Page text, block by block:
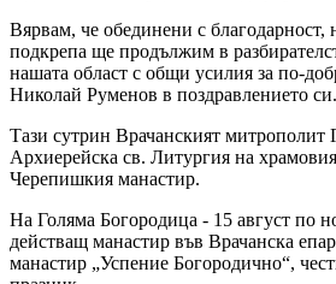
Вярвам, че обединени с благодарност,
подкрепа ще продължим в
нашата област с общи усилия за по-
Николай Руменов в поздравлението си.
Тази сутрин Врачанският митрополит
Архиерейска св. Литургия на
Черепишкия манастир.
На Голяма Богородица - 15 август по
действащ манастир във Врачанска
манастир „Успение Богородично“,